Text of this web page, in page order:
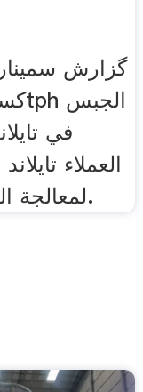
گزارش
في
العملاء
من 400tph لمعالجة الجبس.